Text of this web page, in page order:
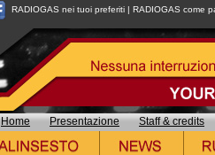
RADIOGAS nei tuoi preferiti | RADIOGAS come
Home Presentazione Staff & credits